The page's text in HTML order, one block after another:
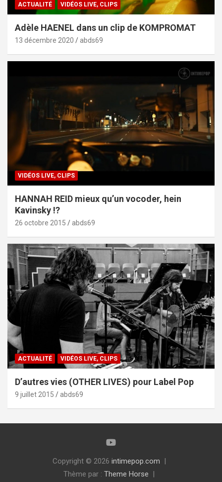
ACTUALITÉ VIDÉOS LIVE, CLIPS
Adèle HAENEL dans un clip de KOMPROMAT
13 décembre 2020 abds69
VIDÉOS LIVE, CLIPS
HANNAH REID mieux qu’un vocoder, hein
Kavinsky !?
26 octobre 2015 abds69
ACTUALITÉ VIDÉOS LIVE, CLIPS
D’autres vies (OTHER LIVES) pour Label Pop
9 juillet 2015 abds69
Copyright © 2026 intimepop.com
Thème par : Theme Horse